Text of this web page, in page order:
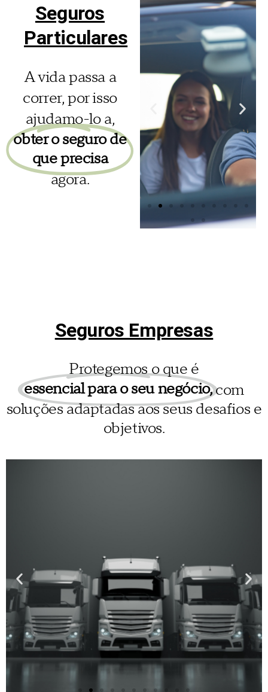
Seguros
Particulares
A vida passa a
correr, por isso
ajudamo-lo a,
obter o seguro de
que precisa
agora.
Trabalho
Subscreva
coberturas
que
ajudam a
zelar pela
mais
à medida
ele qual for!
Saiba
mais
Seguros Empresas
Protegemos o que é
essencial para o seu negócio,com
soluções adaptadas aos seus desafios e
objetivos.